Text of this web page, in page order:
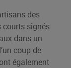
des
courts signés
dans un
coup de
également